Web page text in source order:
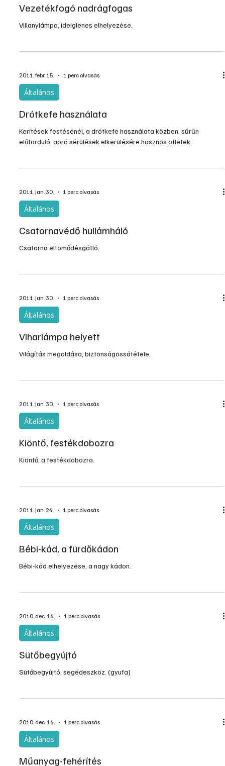
Vezetékfogó nadrágfogas
Villanylámpa, ideiglenes elhelyezése.
2011. febr. 15. 1 perc olvasás
Általános
Drótkefe használata
Kerítések festésénél, a drótkefe használata közben, sűrűn
előforduló, apró sérülések elkerülésére hasznos ötletek.
2011. jan. 30. 1 perc olvasás
Általános
Csatornavédő hullámháló
Csatorna eltömődésgátló.
2011. jan. 30. 1 perc olvasás
Általános
Viharlámpa helyett
Világítás megoldása, biztonságossátétele.
2011. jan. 30. 1 perc olvasás
Általános
Kiöntő, festékdobozra
Kiöntő, a festékdobozra.
2011. jan. 24. 1 perc olvasás
Általános
Bébi-kád, a fürdőkádon
Bébi-kád elhelyezése, a nagy kádon.
2010. dec. 16. 1 perc olvasás
Általános
Sütőbegyújtó
Sütőbegyújtó, segédeszköz. (gyufa)
2010. dec. 16. 1 perc olvasás
Általános
Műanyag-fehérítés